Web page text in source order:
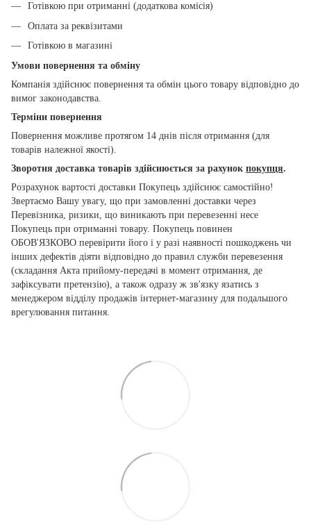
Готівкою при отриманні (додаткова комісія)
Оплата за реквізитами
Готівкою в магазині
Умови повернення та обміну
Компанія здійснює повернення та обмін цього товару відповідно до
вимог законодавства.
Терміни повернення
Повернення можливе протягом 14 днів після отримання (для
товарів належної якості).
Зворотня доставка товарів здійснюється за рахунок покупця.
Розрахунок вартості доставки Покупець здійснює самостійно!
Звертаємо Вашу увагу, що при замовленні доставки через
Перевізника, ризики, що виникають при перевезенні несе
Покупець при отриманні товару. Покупець повинен
ОБОВ'ЯЗКОВО перевірити його і у разі наявності пошкоджень чи
інших дефектів діяти відповідно до правил служби перевезення
(складання Акта прийому-передачі в момент отримання, де
зафіксувати претензію), а також одразу ж зв'язку язатись з
менеджером відділу продажів інтернет-магазину для подальшого
врегулювання питання.